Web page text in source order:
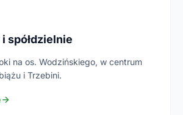
spółdzielnie
na os. Wodzińskiego, w centrum
i Trzebini.